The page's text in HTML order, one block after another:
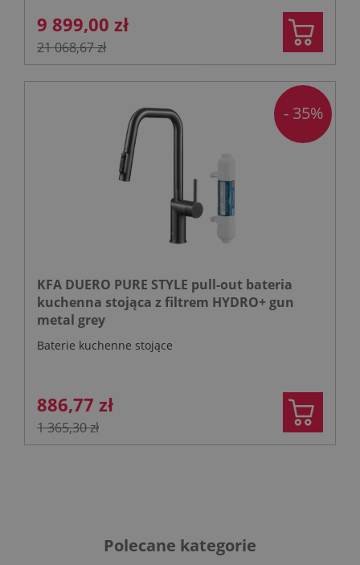
9 899,00 zł
21 068,67 zł
KFA DUERO PURE STYLE pull-out bateria
kuchenna stojąca z filtrem HYDRO+ gun
metal grey
Baterie kuchenne stojące
886,77 zł
1 365,30 zł
- 35%
Polecane kategorie